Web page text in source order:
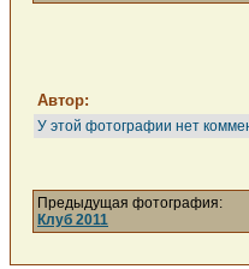
Автор:
У этой фотографии нет
Предыдущая фотография:
Клуб 2011